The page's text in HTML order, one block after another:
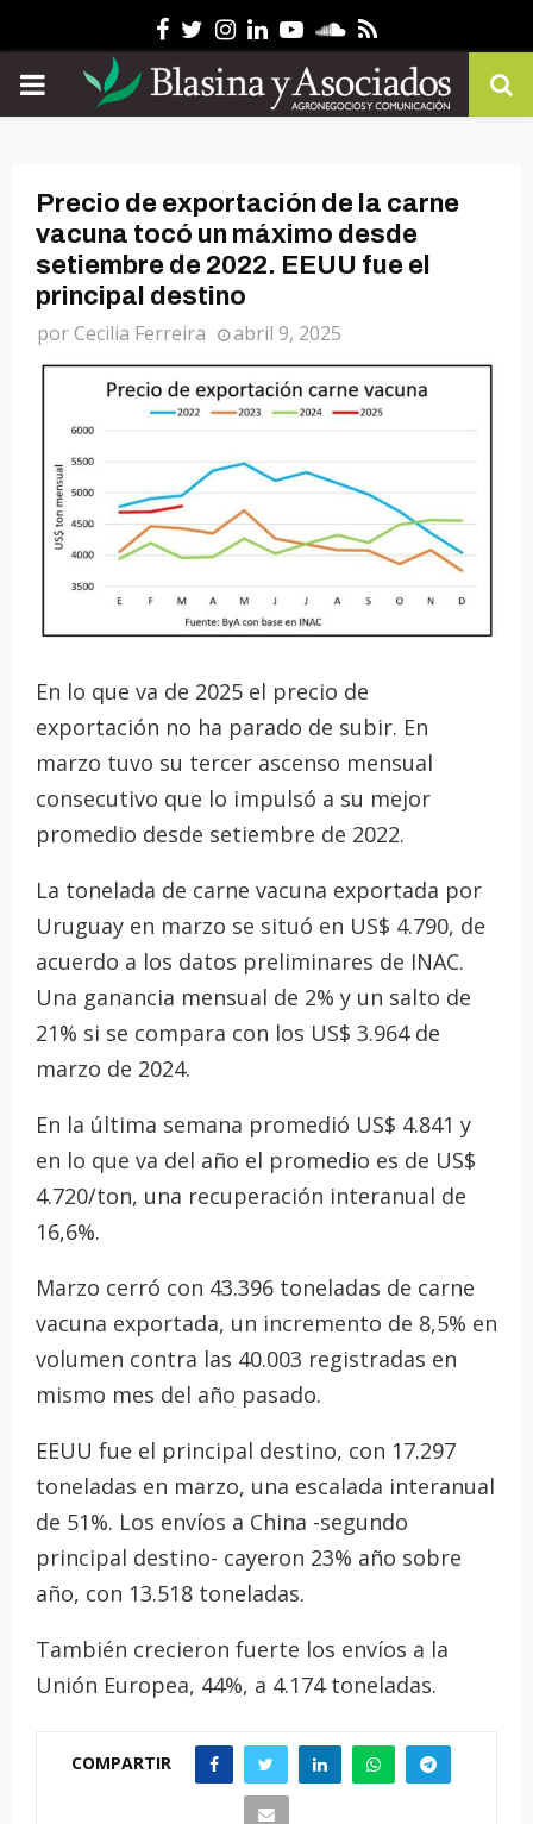
Facebook
Twitter
Instagram
Linkedin
YoutubeSoundcloud
Rss
PRIMARY
Precio de exportación de la carne
vacuna tocó un máximo desde
setiembre de 2022. EEUU fue el
principal destino
porCecilia Ferreira abril 9, 2025
En lo que va de 2025 el precio de
exportación no ha parado de subir. En
marzo tuvo su tercer ascenso mensual
consecutivo que lo impulsó a su mejor
promedio desde setiembre de 2022.
La tonelada de carne vacuna exportada por
Uruguay en marzo se situó en US$ 4.790, de
acuerdo a los datos preliminares de INAC.
Una ganancia mensual de 2% y un salto de
21% si se compara con los US$ 3.964 de
marzo de 2024.
En la última semana promedió US$ 4.841 y
en lo que va del año el promedio es de US$
4.720/ton, una recuperación interanual de
16,6%.
Marzo cerró con 43.396 toneladas de carne
vacuna exportada, un incremento de 8,5% en
volumen contra las 40.003 registradas en
mismo mes del año pasado.
EEUU fue el principal destino, con 17.297
toneladas en marzo, una escalada interanual
de 51%. Los envíos a China -segundo
principal destino- cayeron 23% año sobre
año, con 13.518 toneladas.
También crecieron fuerte los envíos a la
Unión Europea, 44%, a 4.174 toneladas.
COMPARTIR